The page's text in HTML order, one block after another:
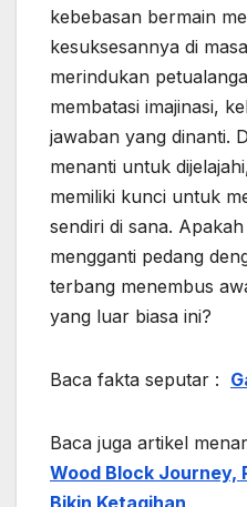
kebebasan bermain
kesuksesannya di
merindukan
membatasi imajinasi,
jawaban yang dinanti.
menanti untuk
memiliki kunci untuk
sendiri di sana.
mengganti pedang
terbang menembus
yang luar biasa ini?
Baca fakta seputar :
Baca juga artikel
Wood Block Journey,